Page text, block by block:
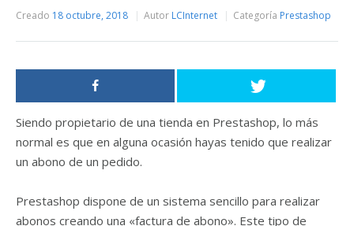
Creado 18 octubre, 2018 Autor LCInternet Categoría Prestashop
Siendo propietario de una tienda en Prestashop, lo más
normal es que en alguna ocasión hayas tenido que realizar
un abono de un pedido.
Prestashop dispone de un sistema sencillo para realizar
abonos creando una «factura de abono». Este tipo de